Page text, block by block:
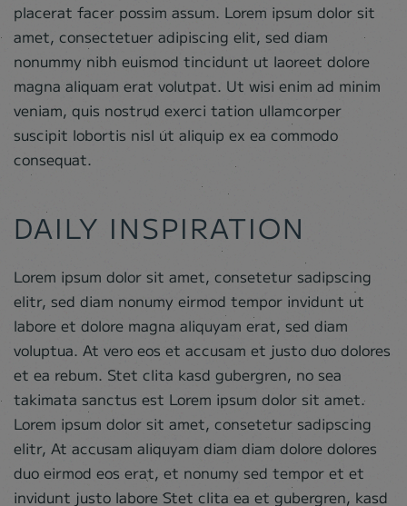
placerat facer possim assum. Lorem ipsum dolor sit
amet, consectetuer adipiscing elit, sed diam
nonummy nibh euismod tincidunt ut laoreet dolore
magna aliquam erat volutpat. Ut wisi enim ad minim
veniam, quis nostrud exerci tation ullamcorper
suscipit lobortis nisl ut aliquip ex ea commodo
consequat.
DAILY INSPIRATION
Lorem ipsum dolor sit amet, consetetur sadipscing
elitr, sed diam nonumy eirmod tempor invidunt ut
labore et dolore magna aliquyam erat, sed diam
voluptua. At vero eos et accusam et justo duo dolores
et ea rebum. Stet clita kasd gubergren, no sea
takimata sanctus est Lorem ipsum dolor sit amet.
Lorem ipsum dolor sit amet, consetetur sadipscing
elitr, At accusam aliquyam diam diam dolore dolores
duo eirmod eos erat, et nonumy sed tempor et et
invidunt justo labore Stet clita ea et gubergren, kasd